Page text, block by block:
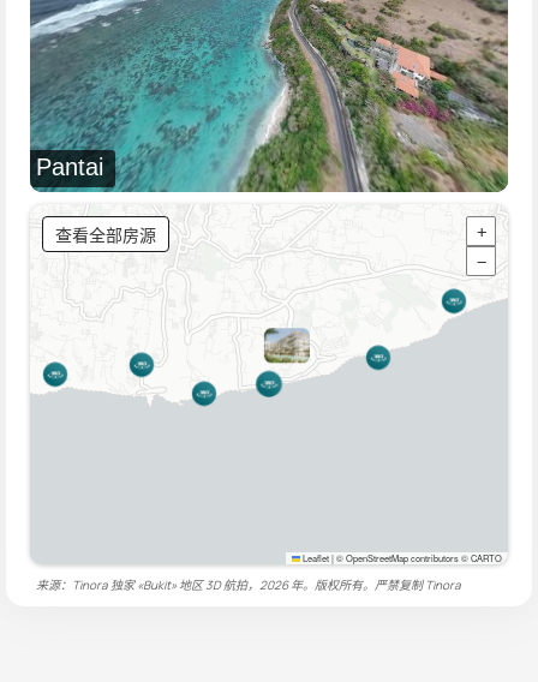
Pantai
查看全部房源
+
−
Leaflet|© OpenStreetMap contributors © CARTO
来源：Tinora 独家 «Bukit» 地区 3D 航拍，2026 年。版权所有。严禁复制Tinora